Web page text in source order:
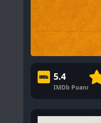
5.4
IMDb Puanı